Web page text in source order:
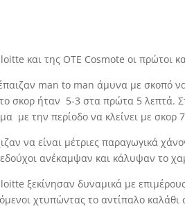
και της OTE Cosmote οι πρώτοι
man to man άμυνα με σκοπό
σκορ ήταν 5-3 στα πρώτα 5 λεπτά.
με την περίοδο να κλείνει με σκορ
να είναι μέτριες παραγωγικά
ανέκαμψαν και κάλυψαν το
ξεκίνησαν δυναμικά με
χτυπώντας το αντίπαλο